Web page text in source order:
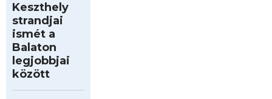
Keszthely
strandjai
ismét a
Balaton
legjobbjai
között